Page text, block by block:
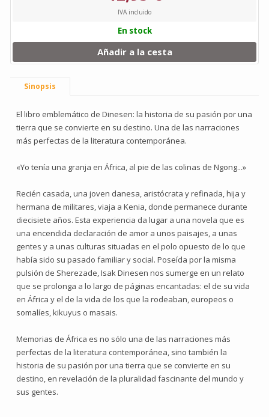
IVA incluido
En stock
Añadir a la cesta
Sinopsis
El libro emblemático de Dinesen: la historia de su pasión por una
tierra que se convierte en su destino. Una de las narraciones
más perfectas de la literatura contemporánea.
«Yo tenía una granja en África, al pie de las colinas de Ngong...»
Recién casada, una joven danesa, aristócrata y refinada, hija y
hermana de militares, viaja a Kenia, donde permanece durante
diecisiete años. Esta experiencia da lugar a una novela que es
una encendida declaración de amor a unos paisajes, a unas
gentes y a unas culturas situadas en el polo opuesto de lo que
había sido su pasado familiar y social. Poseída por la misma
pulsión de Sherezade, Isak Dinesen nos sumerge en un relato
que se prolonga a lo largo de páginas encantadas: el de su vida
en África y el de la vida de los que la rodeaban, europeos o
somalíes, kikuyus o masais.
Memorias de África es no sólo una de las narraciones más
perfectas de la literatura contemporánea, sino también la
historia de su pasión por una tierra que se convierte en su
destino, en revelación de la pluralidad fascinante del mundo y
sus gentes.